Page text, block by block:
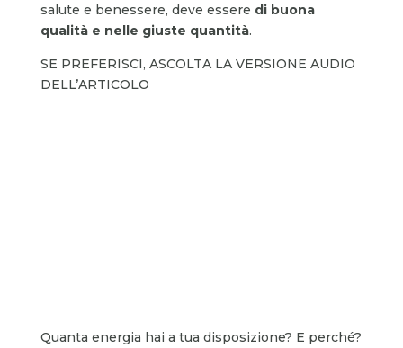
salute e benessere, deve essere di buona
qualità e nelle giuste quantità.
SE PREFERISCI, ASCOLTA LA VERSIONE AUDIO
DELL’ARTICOLO
Quanta energia hai a tua disposizione? E perché?